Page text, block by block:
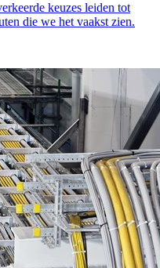
keuzes leiden tot
die we het vaakst zien.